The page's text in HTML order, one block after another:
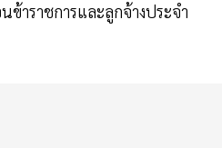
ข้าราชการและลูกจ้างประจำ